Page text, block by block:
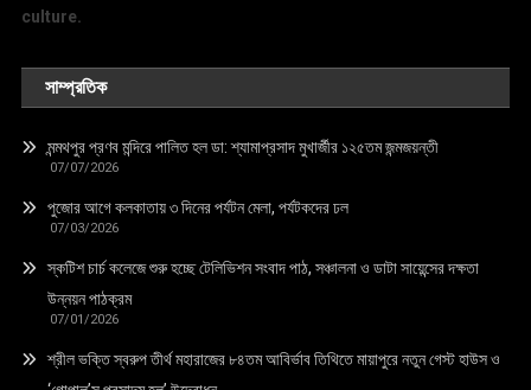
culture.
সাম্প্রতিক
মন্মথপুর প্রণব মন্দিরে পালিত হল ডা: শ্যামাপ্রসাদ মুখার্জীর ১২৫তম জন্মজয়ন্তী
07/07/2026
পুজোর আগে কলকাতায় ৩ দিনের পর্যটন মেলা, পর্যটকদের ঢল
07/03/2026
স্কটিশ চার্চ কলেজে শুরু হচ্ছে টেলিভিশন সংবাদ পাঠ, সঞ্চালনা ও ডাটা সায়েন্সের দক্ষতা
উন্নয়ন পাঠক্রম
07/01/2026
শ্রীল ভক্তি স্বরুপ তীর্থ মহারাজের ৮৪তম আবির্ভাব তিথিতে মায়াপুরে নতুন গেস্ট হাউস ও